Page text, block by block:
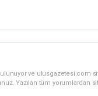
ve ulusgazetesi.com
Yazılan tüm